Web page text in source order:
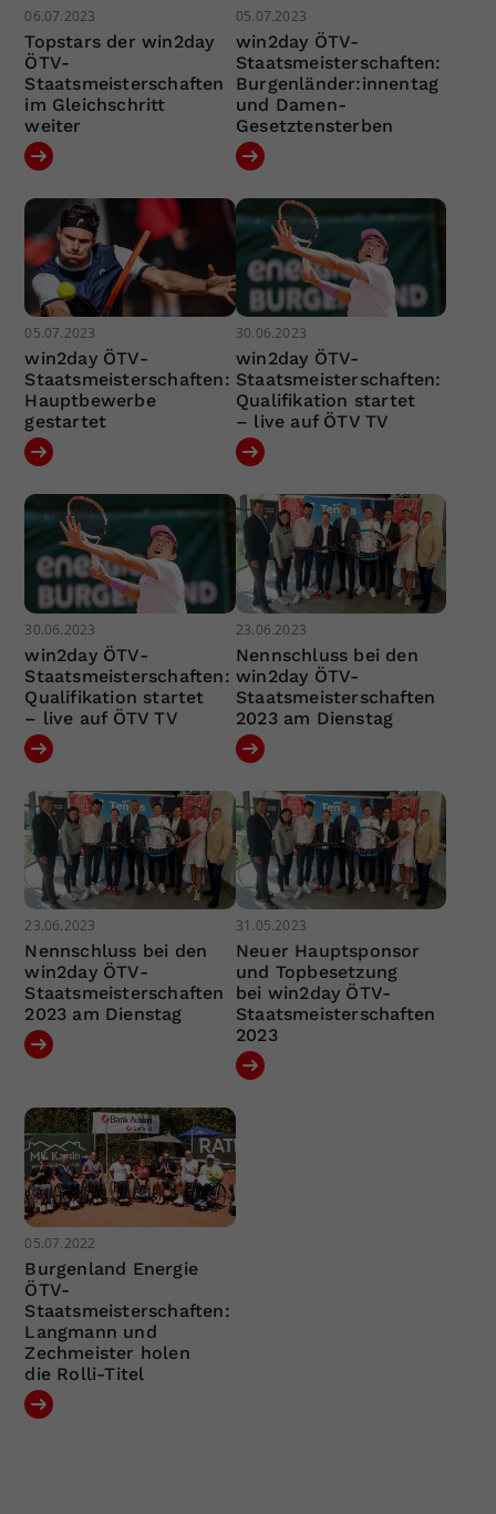
06.07.2023
Topstars der win2day
ÖTV-
Staatsmeisterschaften
im Gleichschritt
weiter
05.07.2023
win2day ÖTV-
Staatsmeisterschaften:
Burgenländer:innentag
und Damen-
Gesetztensterben
05.07.2023
win2day ÖTV-
Staatsmeisterschaften:
Hauptbewerbe
gestartet
30.06.2023
win2day ÖTV-
Staatsmeisterschaften:
Qualifikation startet
– live auf ÖTV TV
30.06.2023
win2day ÖTV-
Staatsmeisterschaften:
Qualifikation startet
– live auf ÖTV TV
23.06.2023
Nennschluss bei den
win2day ÖTV-
Staatsmeisterschaften
2023 am Dienstag
23.06.2023
Nennschluss bei den
win2day ÖTV-
Staatsmeisterschaften
2023 am Dienstag
31.05.2023
Neuer Hauptsponsor
und Topbesetzung
bei win2day ÖTV-
Staatsmeisterschaften
2023
05.07.2022
Burgenland Energie
ÖTV-
Staatsmeisterschaften:
Langmann und
Zechmeister holen
die Rolli-Titel